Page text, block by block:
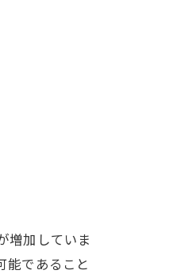
増加していま
能であること